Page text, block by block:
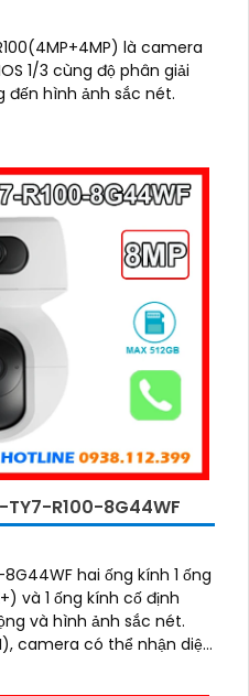
là camera
1/3 cùng độ phân giải
đến hình ảnh sắc nét.
TY7-R100-8G44WF
hai ống kính 1 ống
và 1 ống kính cố định
và hình ảnh sắc nét.
camera có thể nhận diện